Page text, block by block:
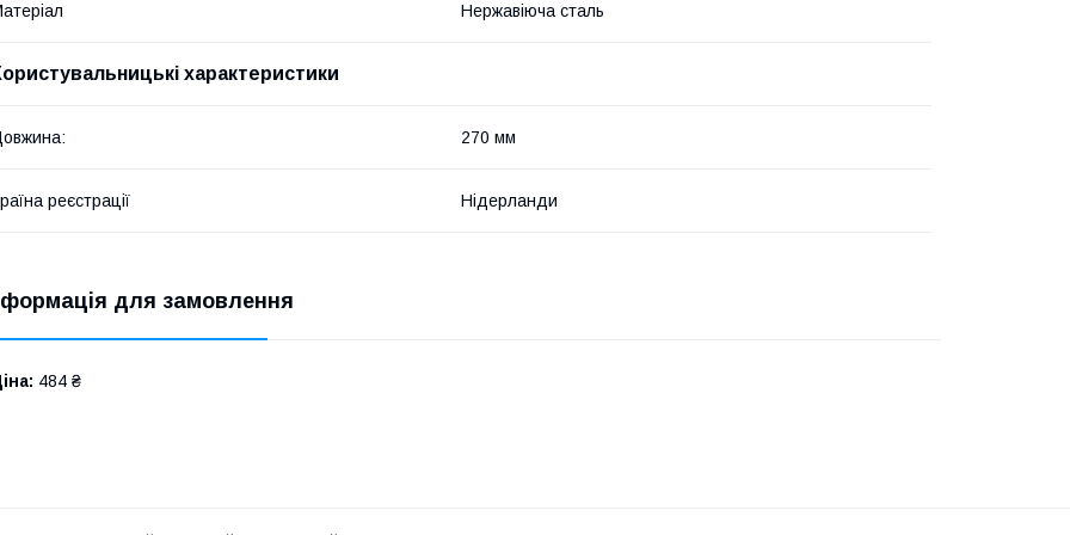
Нержавіюча сталь
характеристики
270 мм
реєстрації Нідерланди
для замовлення
484 ₴